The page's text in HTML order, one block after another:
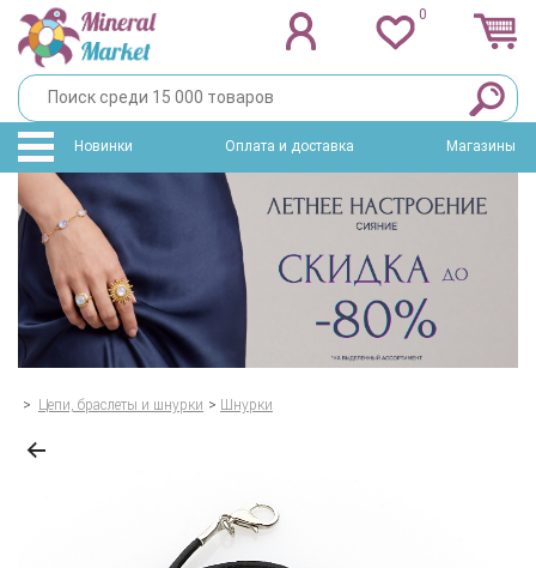
0
Новинки Оплата и доставка Магазины
> Цепи, браслеты и шнурки > Шнурки